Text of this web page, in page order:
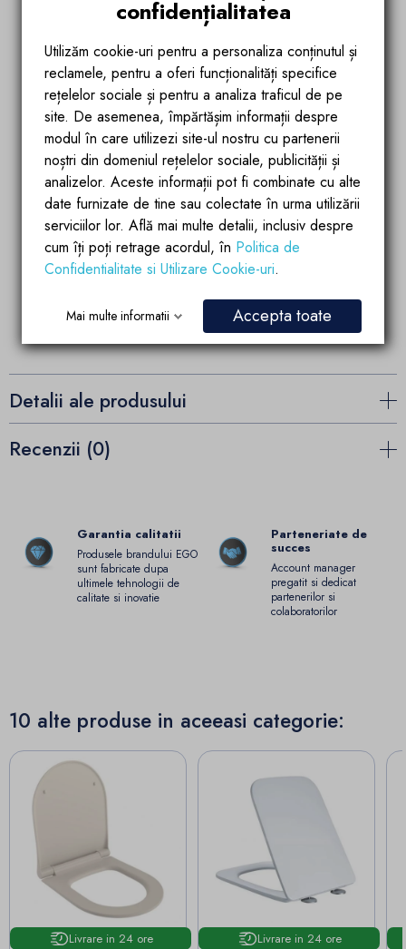
Detalii ale produsului
Recenzii (0)
Garantia calitatii
Produsele brandului EGO
sunt fabricate dupa
ultimele tehnologii de
calitate si inovatie
Parteneriate de
succes
Account manager
pregatit si dedicat
partenerilor si
colaboratorilor
10 alte produse in aceeasi categorie:
Livrare in 24 ore Livrare in 24 ore
confidențialitatea
Utilizăm cookie-uri pentru a personaliza conținutul și
reclamele, pentru a oferi funcționalități specifice
rețelelor sociale și pentru a analiza traficul de pe
site. De asemenea, împărtășim informații despre
modul în care utilizezi site-ul nostru cu partenerii
noștri din domeniul rețelelor sociale, publicității și
analizelor. Aceste informații pot fi combinate cu alte
date furnizate de tine sau colectate în urma utilizării
serviciilor lor. Află mai multe detalii, inclusiv despre
cum îți poți retrage acordul, în Politica de
Confidentialitate si Utilizare Cookie-uri.
Mai multe informatii Accepta toate